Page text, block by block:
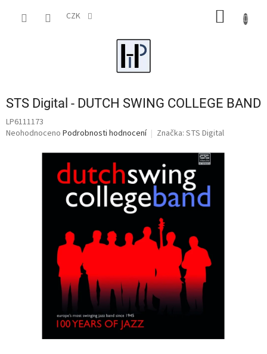
CZK
STS Digital - DUTCH SWING COLLEGE BAND
LP6111173
Průměrné
Neohodnoceno Podrobnosti hodnocení Značka: STS Digital